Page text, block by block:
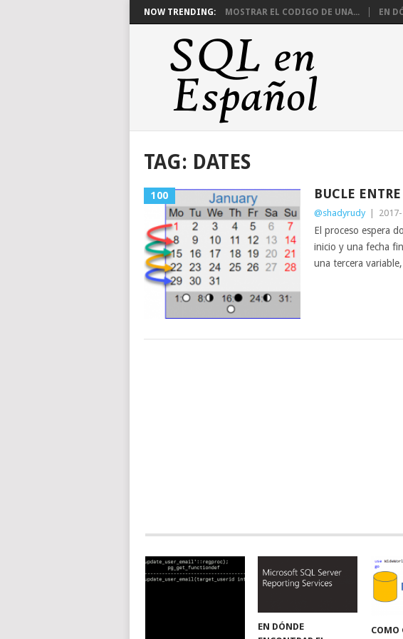
NOW TRENDING: MOSTRAR EL CODIGO DE UNA... EN
TAG: DATES
100 BUCLE
@shadyrudy
El proceso espera
inicio y una fecha
una tercera
EN DÓNDE
COMO